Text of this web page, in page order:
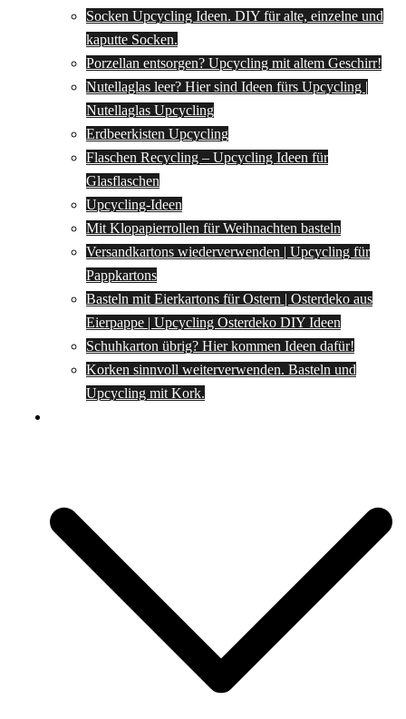
Socken Upcycling Ideen. DIY für alte, einzelne und
kaputte Socken.
Porzellan entsorgen? Upcycling mit altem Geschirr!
Nutellaglas leer? Hier sind Ideen fürs Upcycling |
Nutellaglas Upcycling
Erdbeerkisten Upcycling
Flaschen Recycling – Upcycling Ideen für
Glasflaschen
Upcycling-Ideen
Mit Klopapierrollen für Weihnachten basteln
Versandkartons wiederverwenden | Upcycling für
Pappkartons
Basteln mit Eierkartons für Ostern | Osterdeko aus
Eierpappe | Upcycling Osterdeko DIY Ideen
Schuhkarton übrig? Hier kommen Ideen dafür!
Korken sinnvoll weiterverwenden. Basteln und
Upcycling mit Kork.